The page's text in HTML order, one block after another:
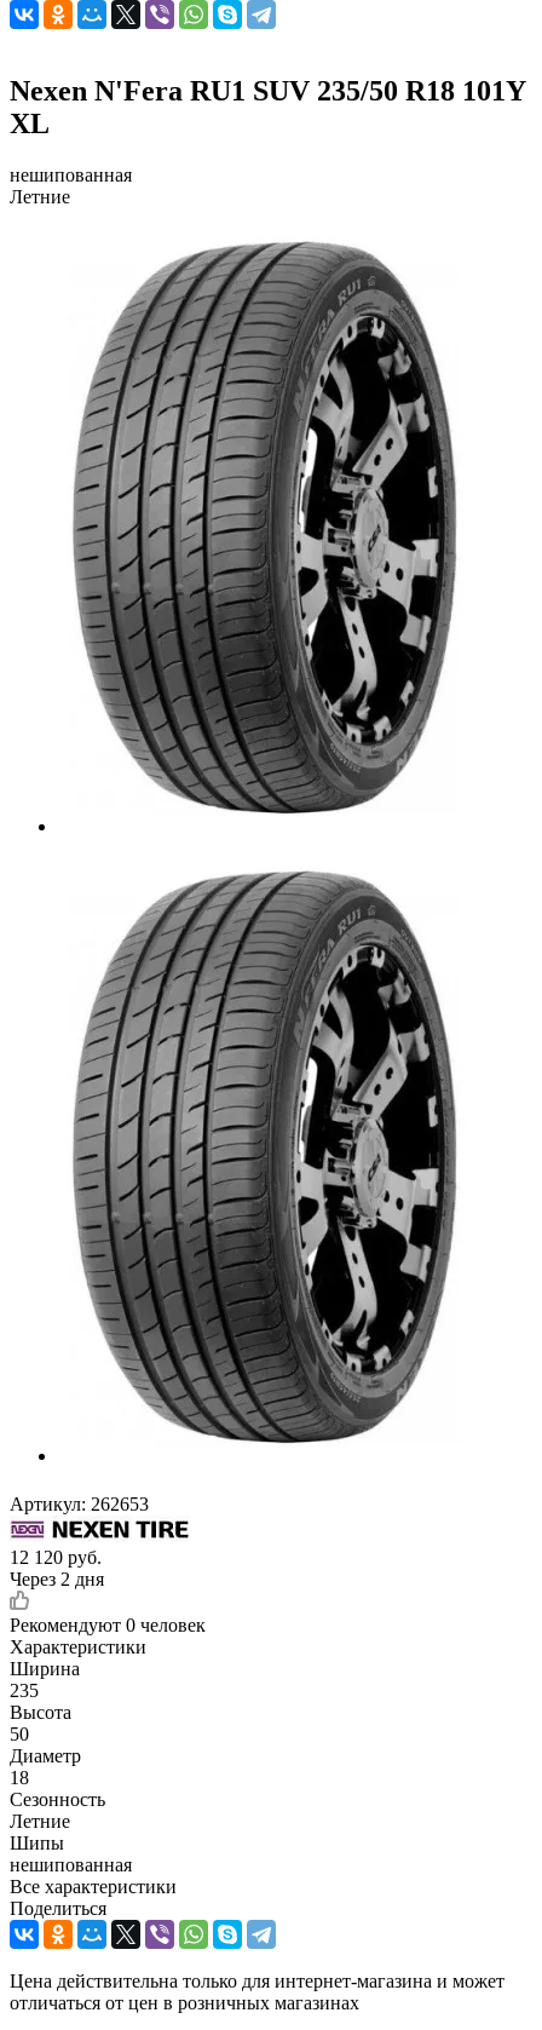
Nexen N'Fera RU1 SUV 235/50 R18 101Y
XL
нешипованная
Летние
Артикул: 262653
12 120 руб.
Через 2 дня
Рекомендуют 0 человек
Характеристики
Ширина
235
Высота
50
Диаметр
18
Сезонность
Летние
Шипы
нешипованная
Все характеристики
Поделиться
Цена действительна только для интернет-магазина и может
отличаться от цен в розничных магазинах